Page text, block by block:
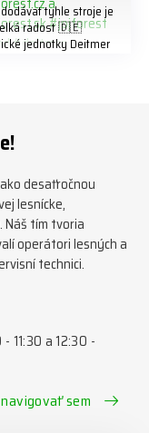
tyhle stroje je
radost 🇩🇪
jednotky Deitmer
#deitmer
desaťročnou
lesnícke,
tím tvoria
operátori lesných a
technici.
11:30 a 12:30 -
navigovať sem